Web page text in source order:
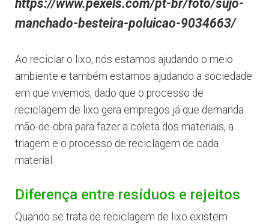
https://www.pexels.com/pt-br/foto/sujo-
manchado-besteira-poluicao-9034663/
Ao reciclar o lixo, nós estamos ajudando o meio
ambiente e também estamos ajudando a sociedade
em que vivemos, dado que o processo de
reciclagem de lixo gera empregos já que demanda
mão-de-obra para fazer a coleta dos materiais, a
triagem e o processo de reciclagem de cada
material.
Diferença entre resíduos e rejeitos
Quando se trata de reciclagem de lixo existem